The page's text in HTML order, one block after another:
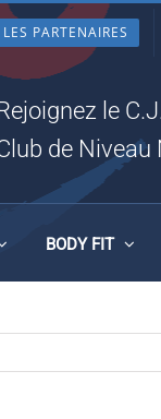
LES PARTENAIRES
le
de Niveau
BODY FIT